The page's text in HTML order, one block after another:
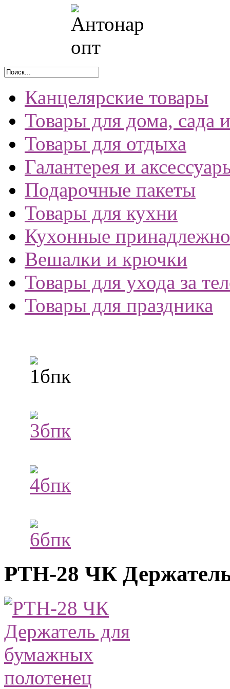
Канцелярские товары
Товары для дома, сада
Товары для отдыха
Галантерея и
Подарочные пакеты
Товары для кухни
Кухонные
Вешалки и крючки
Товары для ухода за
Товары для праздника
PTH-28 ЧК